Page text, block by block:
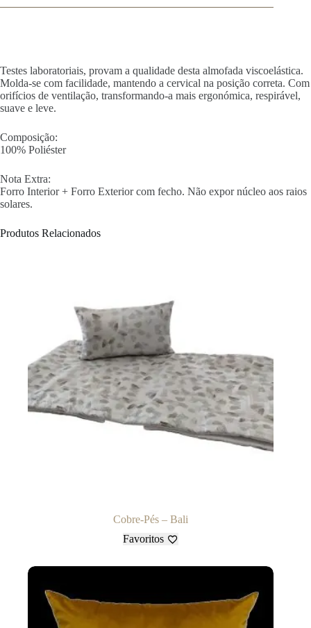
Testes laboratoriais, provam a qualidade desta almofada viscoelástica.
Molda-se com facilidade, mantendo a cervical na posição correta. Com
orifícios de ventilação, transformando-a mais ergonómica, respirável,
suave e leve.
Composição:
100% Poliéster
Nota Extra:
Forro Interior + Forro Exterior com fecho. Não expor núcleo aos raios
solares.
Produtos Relacionados
Cobre-Pés – Bali
Favoritos